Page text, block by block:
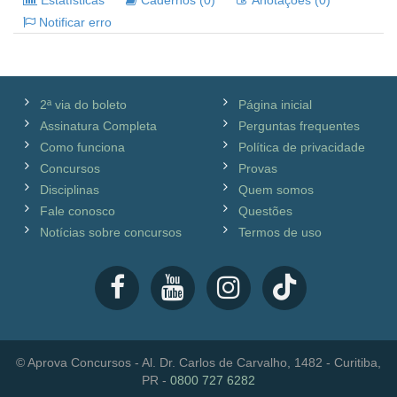
Notificar erro
2ª via do boleto
Assinatura Completa
Como funciona
Concursos
Disciplinas
Fale conosco
Notícias sobre concursos
Página inicial
Perguntas frequentes
Política de privacidade
Provas
Quem somos
Questões
Termos de uso
© Aprova Concursos - Al. Dr. Carlos de Carvalho, 1482 - Curitiba,
PR - 0800 727 6282